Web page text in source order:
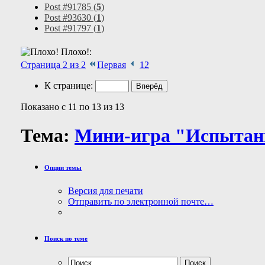
Post #91785 (5)
Post #93630 (1)
Post #91797 (1)
Плохо!:
Страница 2 из 2
Первая 1 2
К странице:
Показано с 11 по 13 из 13
Тема: Мини-игра
Опции темы
Версия для печати
Отправить по электронной почте…
Поиск по теме